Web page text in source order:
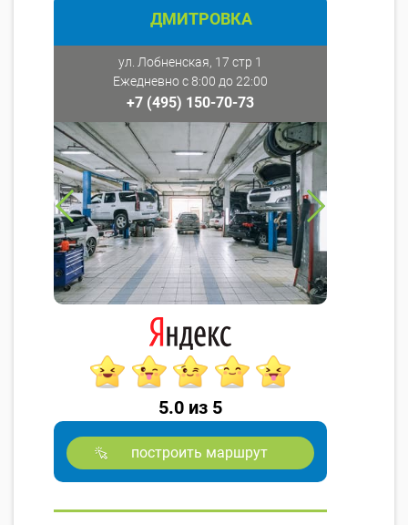
ДМИТРОВКА
ул. Лобненская, 17 стр 1
Ежедневно с 8:00 до 22:00
+7 (495) 150-70-73
5.0 из 5
построить маршрут